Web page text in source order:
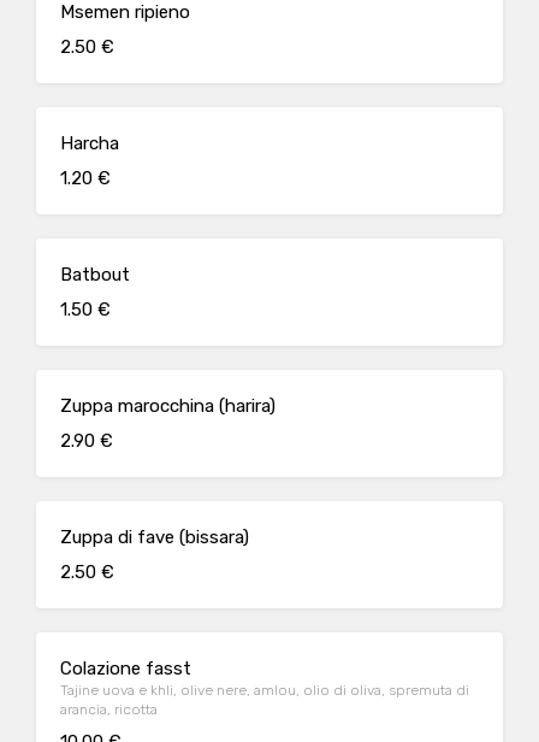
Msemen ripieno
2.50 €
Harcha
1.20 €
Batbout
1.50 €
Zuppa marocchina (harira)
2.90 €
Zuppa di fave (bissara)
2.50 €
Colazione fasst
Tajine uova e khli, olive nere, amlou, olio di oliva, spremuta di
arancia, ricotta